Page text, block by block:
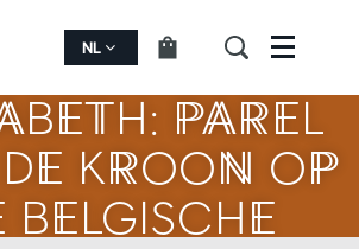
NL Menu
KONINGIN
PAREL
KROON OP
BELGISCHE